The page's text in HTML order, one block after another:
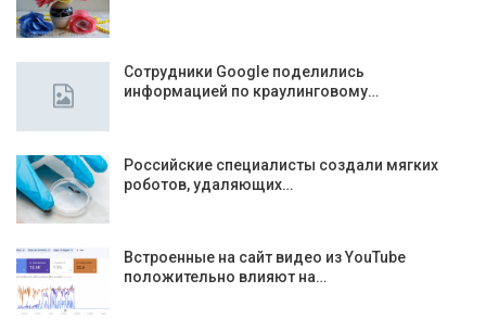
Сотрудники Google поделились
информацией по краулинговому…
Российские специалисты создали мягких
роботов, удаляющих…
Встроенные на сайт видео из YouTube
положительно влияют на…